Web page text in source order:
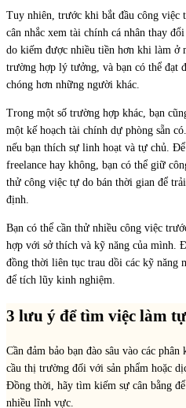
Tuy nhiên, trước khi bắt đầu công việc
cân nhắc xem tài chính cá nhân thay
do kiếm được nhiều tiền hơn khi làm ở
trường hợp lý tưởng, và bạn có thể đạt
chóng hơn những người khác.
Trong một số trường hợp khác, bạn
một kế hoạch tài chính dự phòng sẵn
nếu bạn thích sự linh hoạt và tự chủ.
freelance hay không, bạn có thể giữ
thử công việc tự do bán thời gian để
định.
Bạn có thể cần thử nhiều công việc
hợp với sở thích và kỹ năng của mình.
đồng thời liên tục trau dồi các kỹ năng
để tích lũy kinh nghiệm.
3 lưu ý để tìm việc làm
Cần đảm bảo bạn đào sâu vào các
cầu thị trường đối với sản phẩm hoặc
Đồng thời, hãy tìm kiếm sự cân bằng
nhiều lĩnh vực.